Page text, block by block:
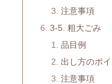
注意事項
3-5. 粗大ごみ
品目例
出し方のポイ
注意事項